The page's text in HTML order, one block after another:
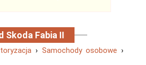
Skoda Fabia II
› Samochody osobowe ›